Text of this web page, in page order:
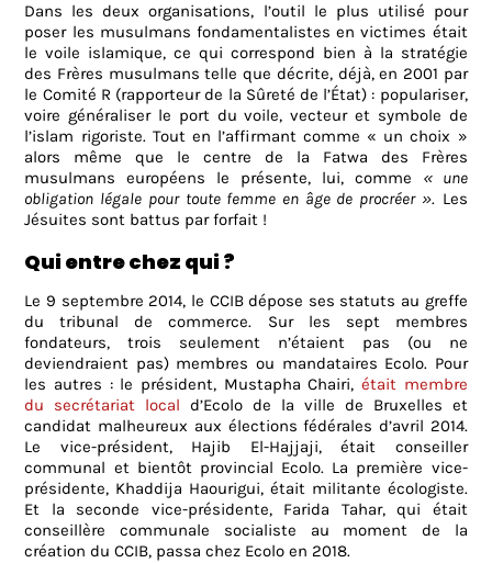
Dans les deux organisations, l’outil le plus utilisé pour
poser les musulmans fondamentalistes en victimes était
le voile islamique, ce qui correspond bien à la stratégie
des Frères musulmans telle que décrite, déjà, en 2001 par
le Comité R (rapporteur de la Sûreté de l’État) : populariser,
voire généraliser le port du voile, vecteur et symbole de
l’islam rigoriste. Tout en l’affirmant comme « un choix »
alors même que le centre de la Fatwa des Frères
musulmans européens le présente, lui, comme « une
obligation légale pour toute femme en âge de procréer ». Les
Jésuites sont battus par forfait !
Qui entre chez qui ?
Le 9 septembre 2014, le CCIB dépose ses statuts au greffe
du tribunal de commerce. Sur les sept membres
fondateurs, trois seulement n’étaient pas (ou ne
deviendraient pas) membres ou mandataires Ecolo. Pour
les autres : le président, Mustapha Chairi, était membre
du secrétariat local d’Ecolo de la ville de Bruxelles et
candidat malheureux aux élections fédérales d’avril 2014.
Le vice-président, Hajib El-Hajjaji, était conseiller
communal et bientôt provincial Ecolo. La première vice-
présidente, Khaddija Haourigui, était militante écologiste.
Et la seconde vice-présidente, Farida Tahar, qui était
conseillère communale socialiste au moment de la
création du CCIB, passa chez Ecolo en 2018.